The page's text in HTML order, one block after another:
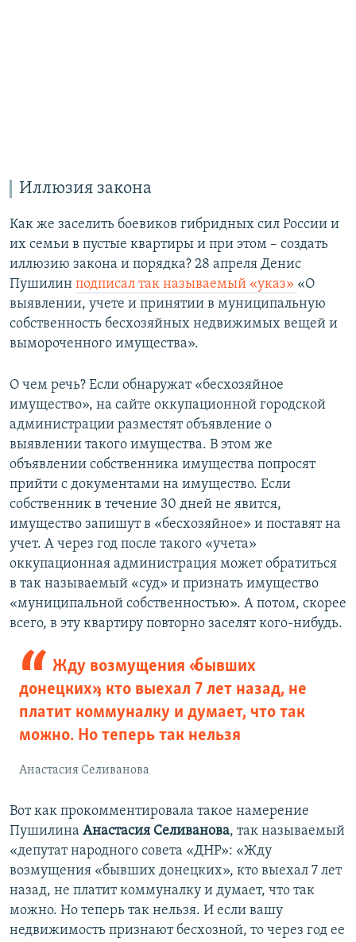
Иллюзия закона
Как же заселить боевиков гибридных сил России и
их семьи в пустые квартиры и при этом – создать
иллюзию закона и порядка? 28 апреля Денис
Пушилин подписал так называемый «указ» «О
выявлении, учете и принятии в муниципальную
собственность бесхозяйных недвижимых вещей и
вымороченного имущества».
О чем речь? Если обнаружат «бесхозяйное
имущество», на сайте оккупационной городской
администрации разместят объявление о
выявлении такого имущества. В этом же
объявлении собственника имущества попросят
прийти с документами на имущество. Если
собственник в течение 30 дней не явится,
имущество запишут в «бесхозяйное» и поставят на
учет. А через год после такого «учета»
оккупационная администрация может обратиться
в так называемый «суд» и признать имущество
«муниципальной собственностью». А потом, скорее
всего, в эту квартиру повторно заселят кого-нибудь.
Жду возмущения «бывших
донецких», кто выехал 7 лет назад, не
платит коммуналку и думает, что так
можно. Но теперь так нельзя
Анастасия Селиванова
Вот как прокомментировала такое намерение
Пушилина Анастасия Селиванова, так называемый
«депутат народного совета «ДНР»: «Жду
возмущения «бывших донецких», кто выехал 7 лет
назад, не платит коммуналку и думает, что так
можно. Но теперь так нельзя. И если вашу
недвижимость признают бесхозной, то через год ее